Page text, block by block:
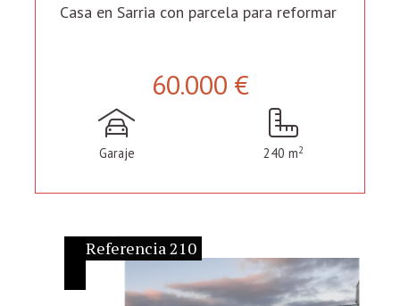
Casa en Sarria con parcela para reformar
60.000 €
Garaje 240 m2
Referencia 210